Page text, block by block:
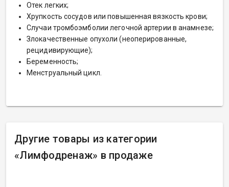
Отек легких;
Хрупкость сосудов или повышенная вязкость крови;
Случаи тромбоэмболии легочной артерии в анамнезе;
Злокачественные опухоли (неоперированные,
рецидивирующие);
Беременность;
Менструальный цикл.
Другие товары из категории
«Лимфодренаж» в продаже